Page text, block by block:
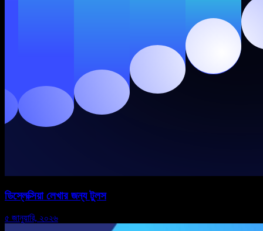
ডিস্লেক্সিয়া লেখার জন্য টুলস
৫ জানুয়ারি, ২০২৬